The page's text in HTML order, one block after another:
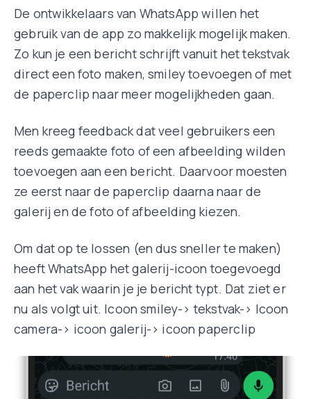
De ontwikkelaars van WhatsApp willen het
gebruik van de app zo makkelijk mogelijk maken.
Zo kun je een bericht schrijft vanuit het tekstvak
direct een foto maken, smiley toevoegen of met
de paperclip naar meer mogelijkheden gaan.
Men kreeg feedback dat veel gebruikers een
reeds gemaakte foto of een afbeelding wilden
toevoegen aan een bericht. Daarvoor moesten
ze eerst naar de paperclip daarna naar de
galerij en de foto of afbeelding kiezen.
Om dat op te lossen (en dus sneller te maken)
heeft WhatsApp het galerij-icoon toegevoegd
aan het vak waarin je je bericht typt. Dat ziet er
nu als volgt uit. Icoon smiley-> tekstvak-> Icoon
camera-> icoon galerij-> icoon paperclip